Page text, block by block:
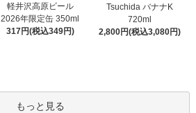
軽井沢高原ビール
2026年限定缶 350ml
317円(税込349円)
Tsuchida バナナK
720ml
2,800円(税込3,080円)
もっと見る